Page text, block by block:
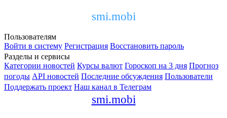
smi.mobi
Пользователям
Войти в систему Регистрация Восстановить пароль
Разделы и сервисы
Категории новостей Курсы валют Гороскоп на 3 дня Прогноз
погоды API новостей Последние обсуждения Пользователи
Поддержать проект Наш канал в Телеграм
smi.mobi